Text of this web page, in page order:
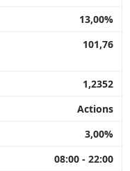
13,00%
101,76
1,2352
Actions
3,00%
08:00 - 22:00